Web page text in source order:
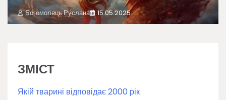
Богомолець Руслана 15.05.2025
ЗМІСТ
Якій тварині відповідає 2000 рік